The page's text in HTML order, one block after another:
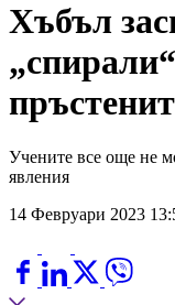
Хъбъл
Учените все още не
явления
14 Февруари 2023